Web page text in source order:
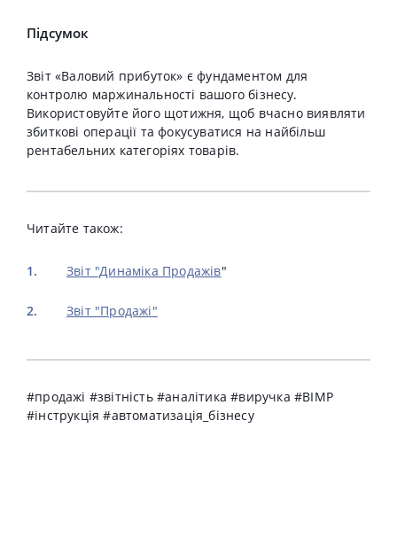
Підсумок
Звіт «Валовий прибуток» є фундаментом для
контролю маржинальності вашого бізнесу.
Використовуйте його щотижня, щоб вчасно виявляти
збиткові операції та фокусуватися на найбільш
рентабельних категоріях товарів.
Читайте також:
Звіт "Динаміка Продажів"
Звіт "Продажі"
#продажі #звітність #аналітика #виручка #BIMP
#інструкція #автоматизація_бізнесу